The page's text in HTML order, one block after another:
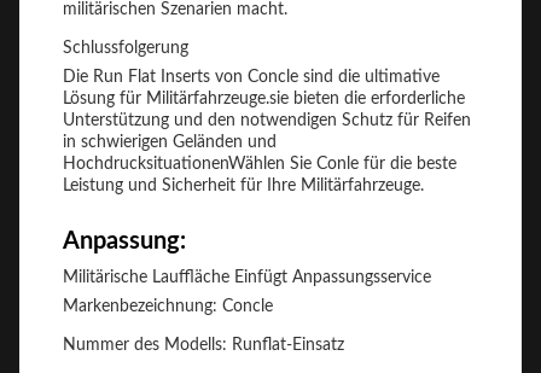
militärischen Szenarien macht.
Schlussfolgerung
Die Run Flat Inserts von Concle sind die ultimative
Lösung für Militärfahrzeuge.sie bieten die erforderliche
Unterstützung und den notwendigen Schutz für Reifen
in schwierigen Geländen und
HochdrucksituationenWählen Sie Conle für die beste
Leistung und Sicherheit für Ihre Militärfahrzeuge.
Anpassung:
Militärische Lauffläche Einfügt Anpassungsservice
Markenbezeichnung: Concle
Nummer des Modells: Runflat-Einsatz